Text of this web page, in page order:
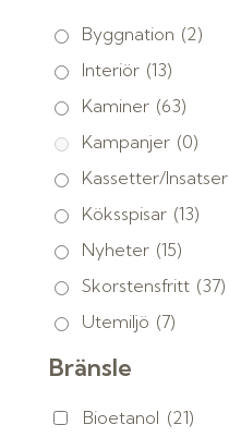
Byggnation (2)
Interiör (13)
Kaminer (63)
Kampanjer (0)
Kassetter/Insatser
Köksspisar (13)
Nyheter (15)
Skorstensfritt (37)
Utemiljö (7)
Bränsle
Bioetanol (21)